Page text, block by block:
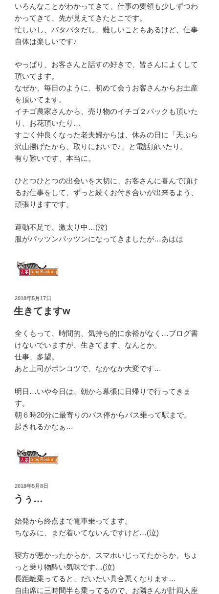
いろんなことがわかってきて、仕事の要領も少しずつわ
かってきて、先が見えてきたとこです。
忙しいし、バタバタだし、難しいこともあるけど、仕事
自体は楽しいです♪
やっぱり、お客さんと話すの好きで、皆さんによくして
頂いてます。
なぜか、毎日のように、初めて会うお客さんからお土産
を頂いてます。
イチゴ農家さんから、売り物のイチゴ２パックも頂いた
り、お花頂いたり…
すごく仲良くなった老夫婦からは、休みの日に「天ぷら
沢山揚げたから、取りにおいで♪」と電話頂いたり。
有り難いです、本当に。
ひとつひとつの出会いを大切に、お客さんに喜んで頂け
るお仕事をして、ずっと続くお付き合いが出来るよう、
頑張りますです。
運動不足で、激太り中…(泣)
服がパッツンパッツンになってきましたが…あはは
投
稿
日:
2018年5月17日
生きてますw
全くもって、時間的、気持ち的に余裕がなく…ブログ書
けないでいますが、生きてます、なんとか。
仕事、多望。
あと上司がポンコツで、なかなか大変です…
明日…いや今日は、朝から幕張に日帰りで行ってきま
す。
朝６時20分に最寄りのバス停からバス乗って駅まで。
起きれるかなぁ…
投
稿
日:
2018年5月8日
うぅ…
始発から終点まで電車乗ってます。
ちなみに、まだ着いてないんですけど…(泣)
寝方が悪かったからか、スマホいじってたからか、ちょ
っと乗り物酔い気味です…(泣)
長距離乗ってると、だいたい具合悪くなります…
自由席に三時間半も乗ってるので、お隣さんが計四人座